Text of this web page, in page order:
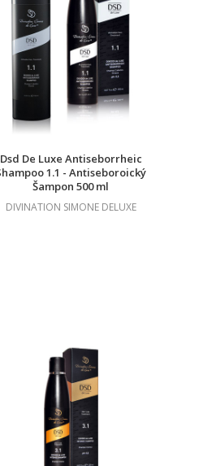
Dsd De Luxe Antiseborrheic
1.1 - Antiseboroický
Šampon 500 ml
DIVINATION SIMONE DELUXE